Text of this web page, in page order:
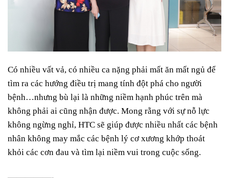
Có nhiều vất vả, có nhiều ca nặng phải mất ăn mất ngủ để
tìm ra các hướng điều trị mang tính đột phá cho người
bệnh…nhưng bù lại là những niềm hạnh phúc trên mà
không phải ai cũng nhận được. Mong rằng với sự nỗ lực
không ngừng nghỉ, HTC sẽ giúp được nhiều nhất các bệnh
nhân không may mắc các bệnh lý cơ xương khớp thoát
khỏi các cơn đau và tìm lại niềm vui trong cuộc sống.